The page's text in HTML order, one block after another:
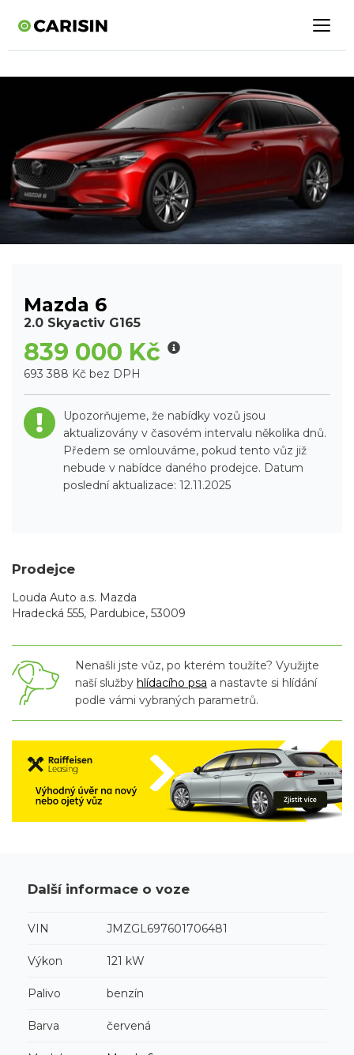
Mazda 6
2.0 Skyactiv G165
839 000 Kč
693 388 Kč bez DPH
Upozorňujeme, že nabídky vozů jsou
aktualizovány v časovém intervalu několika dnů.
Předem se omlouváme, pokud tento vůz již
nebude v nabídce daného prodejce. Datum
poslední aktualizace: 12.11.2025
Prodejce
Louda Auto a.s. Mazda
Hradecká 555, Pardubice, 53009
Nenašli jste vůz, po kterém toužíte? Využijte
naší služby hlídacího psa a nastavte si hlídání
podle vámi vybraných parametrů.
Další informace o voze
VIN JMZGL697601706481
Výkon 121 kW
Palivo benzín
Barva červená